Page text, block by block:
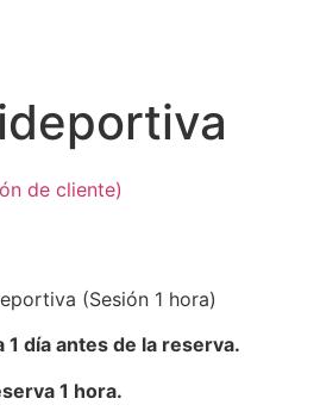
de cliente)
(Sesión 1 hora)
1 día antes de la reserva.
1 hora.